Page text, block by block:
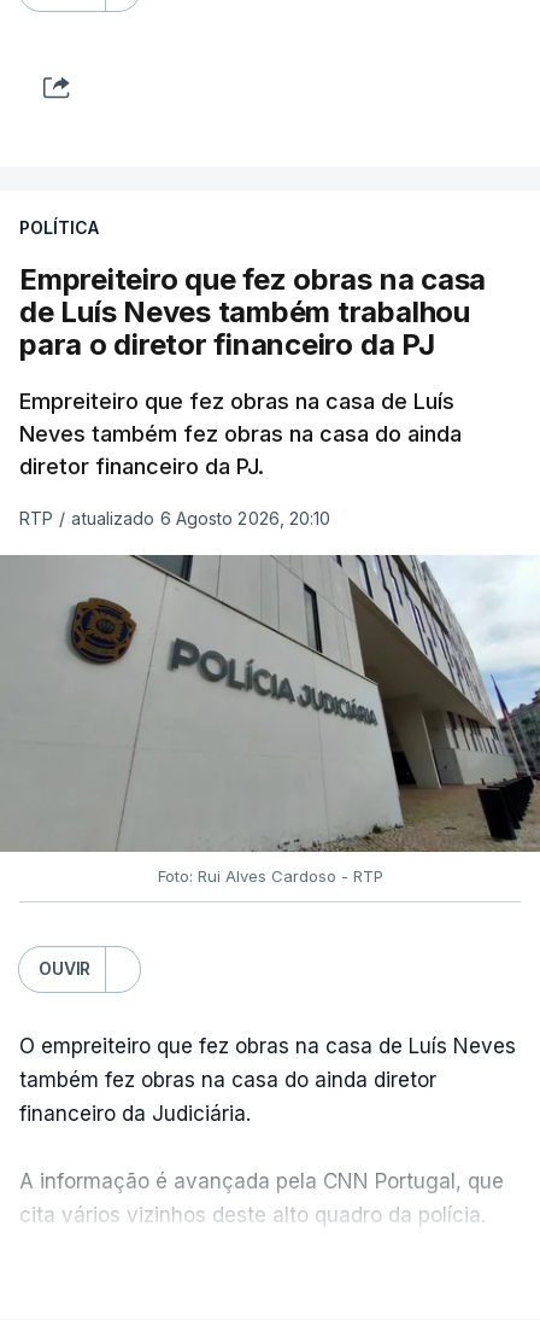
POLÍTICA
Empreiteiro que fez obras na casa
de Luís Neves também trabalhou
para o diretor financeiro da PJ
Empreiteiro que fez obras na casa de Luís
Neves também fez obras na casa do ainda
diretor financeiro da PJ.
RTP / atualizado 6 Agosto 2026, 20:10
Foto: Rui Alves Cardoso - RTP
OUVIR
O empreiteiro que fez obras na casa de Luís Neves
também fez obras na casa do ainda diretor
financeiro da Judiciária.
A informação é avançada pela CNN Portugal, que
cita vários vizinhos deste alto quadro da polícia.